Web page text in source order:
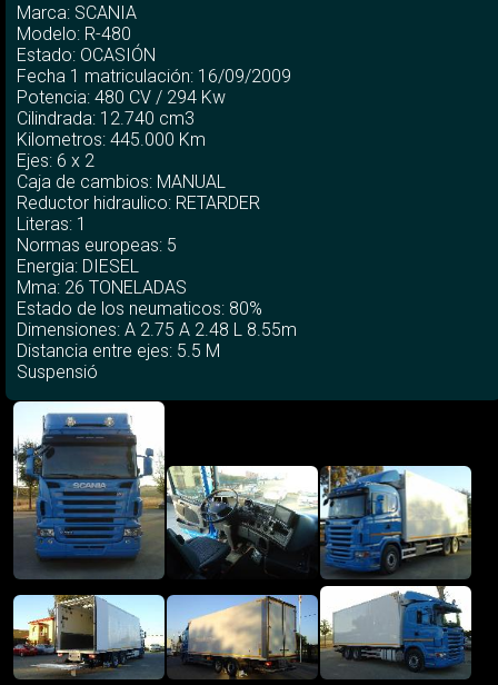
Marca: SCANIA
Modelo: R-480
Estado: OCASIÓN
Fecha 1 matriculación: 16/09/2009
Potencia: 480 CV / 294 Kw
Cilindrada: 12.740 cm3
Kilometros: 445.000 Km
Ejes: 6 x 2
Caja de cambios: MANUAL
Reductor hidraulico: RETARDER
Literas: 1
Normas europeas: 5
Energia: DIESEL
Mma: 26 TONELADAS
Estado de los neumaticos: 80%
Dimensiones: A 2.75 A 2.48 L 8.55m
Distancia entre ejes: 5.5 M
Suspensió